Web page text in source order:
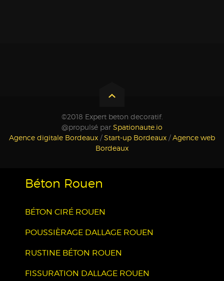
©2018 Expert beton decoratif.
@propulsé par Spationaute.io
Agence digitale Bordeaux /Start-up Bordeaux /Agence web
Bordeaux
Béton Rouen
BÉTON CIRÉ ROUEN
POUSSIÈRAGE DALLAGE ROUEN
RUSTINE BÉTON ROUEN
FISSURATION DALLAGE ROUEN